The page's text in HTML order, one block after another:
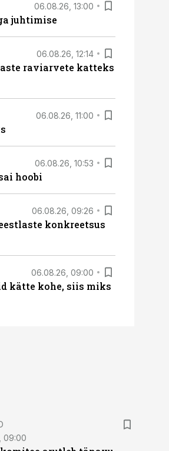
06.08.26, 13:00
juhtimise
06.08.26, 12:14
raviarvete katteks
06.08.26, 11:00
06.08.26, 10:53
hoobi
06.08.26, 09:26
konkreetsus
06.08.26, 09:00
kätte kohe, siis miks
09:00